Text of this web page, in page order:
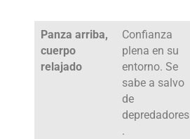
Panza arriba,
cuerpo
relajado
Confianza
plena en su
entorno. Se
sabe a salvo
de
depredadores
.